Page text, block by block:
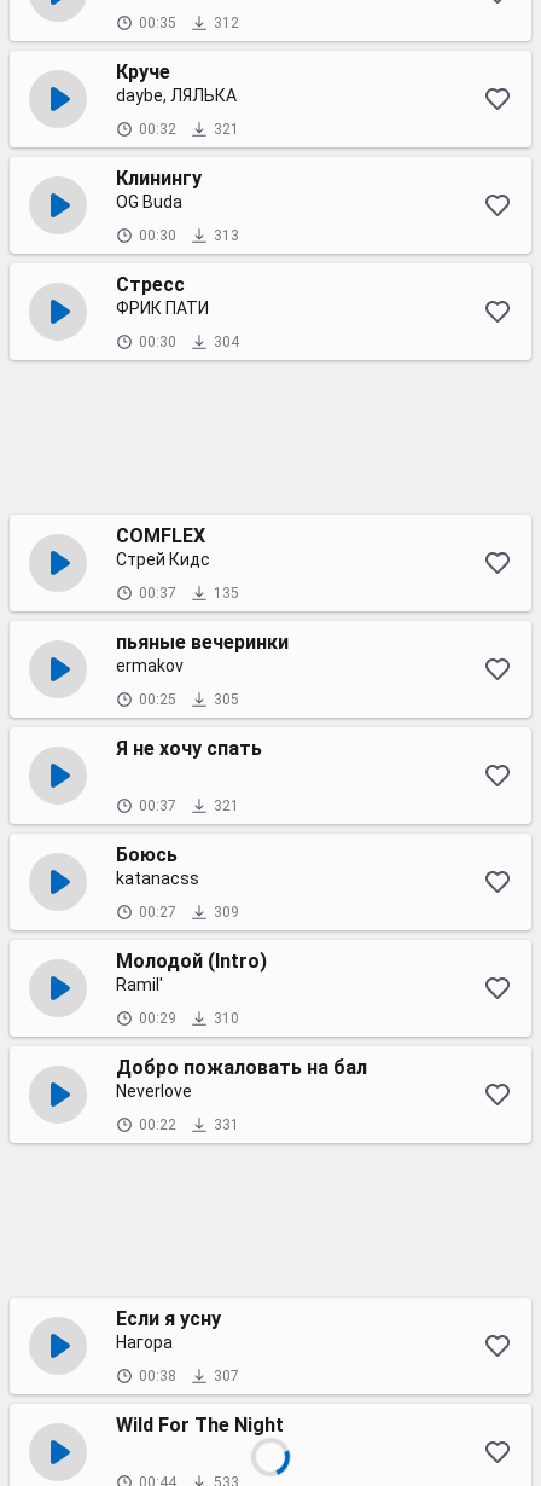
00:35 312
Круче
daybe, ЛЯЛЬКА
00:32 321
Клинингу
OG Buda
00:30 313
Стресс
ФРИК ПАТИ
00:30 304
COMFLEX
Стрей Кидс
00:37 135
пьяные вечеринки
ermakov
00:25 305
Я не хочу спать
00:37 321
Боюсь
katanacss
00:27 309
Молодой (Intro)
Ramil'
00:29 310
Добро пожаловать на бал
Neverlove
00:22 331
Если я усну
Нагора
00:38 307
Wild For The Night
00:44 533